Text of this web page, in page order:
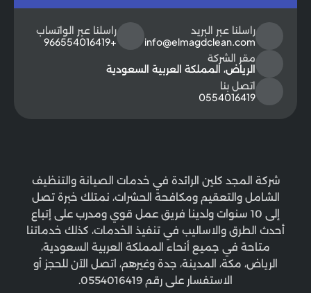
راسلنا عبر البريد
info@elmagdclean.com
راسلنا عبر الواتساب
+966554016419
مقر الشركة
الرياض، المملكة العربية السعودية
اتصل بنا
0554016419
شركة المجد كلين الرائدة في خدمات الصيانة والتنظيف
الشامل والتعقيم ومكافحة الحشرات، نمتلك خبرة تصل
إلى 10 سنوات ولدينا فريق عمل قوي ومدرب على إتباع
أحدث الطرق والاساليب في تنفيذ الخدمات، كذلك خدماتنا
متاحة في جميع أنحاء المملكة العربية السعودية،
الرياض، مكة، المدينة، جدة وغيرهم، اتصل الآن للحجز أو
الاستفسار على رقم 0554016419.